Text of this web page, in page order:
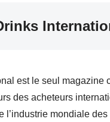
est le seul
des acheteurs
l’industrie mondiale